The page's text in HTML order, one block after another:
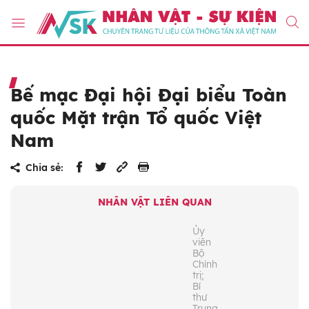
Bế mạc Đại hội Đại biểu Toàn
quốc Mặt trận Tổ quốc Việt
Nam
Chia sẻ:
NHÂN VẬT LIÊN QUAN
Ủy
viên
Bộ
Chính
trị;
Bí
thư